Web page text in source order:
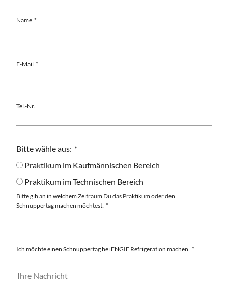
Name
E-Mail
Tel.-Nr.
Bitte wähle aus:
Praktikum im Kaufmännischen Bereich
Praktikum im Technischen Bereich
Bitte gib an in welchem Zeitraum Du das Praktikum oder den
Schnuppertag machen möchtest:
Ich möchte einen Schnuppertag bei ENGIE Refrigeration machen.